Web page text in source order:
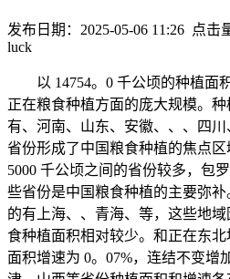
发布日期：2025-05-06 11:26 点击
luck
以 14754。0 千公顷的种植面
正在粮食种植方面的庞大规模。
有、河南、山东、安徽、、、四
省份形成了中国粮食种植的焦点
5000 千公顷之间的省份较多，包
些省份是中国粮食种植的主要弥
的有上海、、青海、等，这些地
食种植面积相对较少。和正在东
面积增速为 0。07%，连结不变增